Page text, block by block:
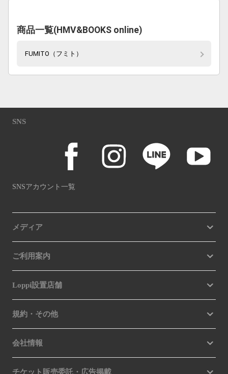
商品一覧(HMV&BOOKS online)
FUMITO（フミト）
SNS
SNSアカウント一覧
メディア
ご利用案内
Loppi設置店舗
規約・その他
会社情報
チケット販売委託・広告掲載